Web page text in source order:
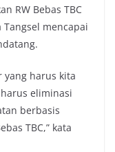
RW Bebas TBC
mencapai
yang harus kita
eliminasi
berbasis
TBC,” kata